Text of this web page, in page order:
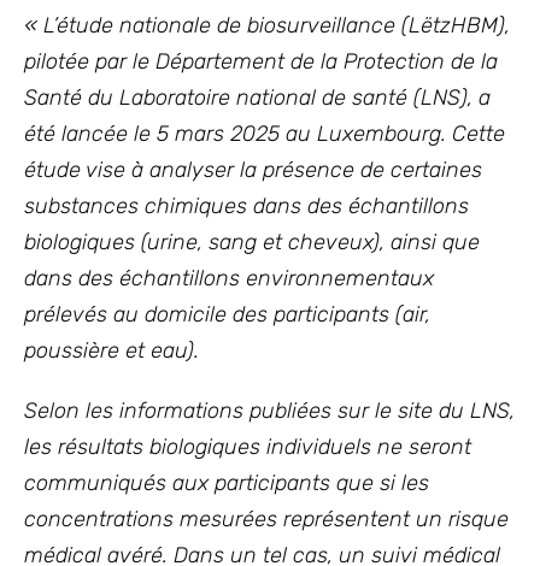
« L’étude nationale de biosurveillance (LëtzHBM),
pilotée par le Département de la Protection de la
Santé du Laboratoire national de santé (LNS), a
été lancée le 5 mars 2025 au Luxembourg. Cette
étude vise à analyser la présence de certaines
substances chimiques dans des échantillons
biologiques (urine, sang et cheveux), ainsi que
dans des échantillons environnementaux
prélevés au domicile des participants (air,
poussière et eau).
Selon les informations publiées sur le site du LNS,
les résultats biologiques individuels ne seront
communiqués aux participants que si les
concentrations mesurées représentent un risque
médical avéré. Dans un tel cas, un suivi médical